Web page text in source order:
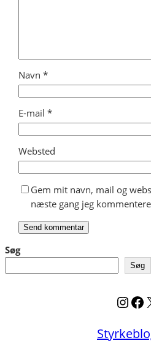
Navn*
E-mail*
Websted
Gem mit navn, mail og
næste gang jeg
Søg
Søg